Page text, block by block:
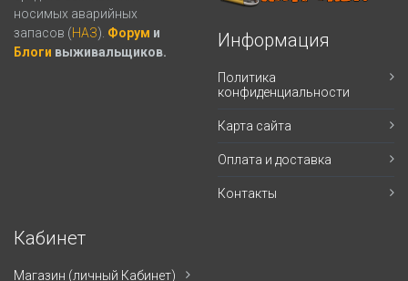
носимых аварийных
запасов (НАЗ). Форум и
Блоги выживальщиков.
Информация
Политика
конфиденциальности
Карта сайта
Оплата и доставка
Контакты
Кабинет
Магазин (личный Кабинет)